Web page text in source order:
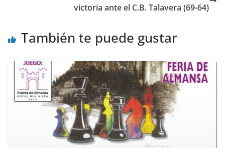
victoria ante el C.B. Talavera (69-64)
También te puede gustar